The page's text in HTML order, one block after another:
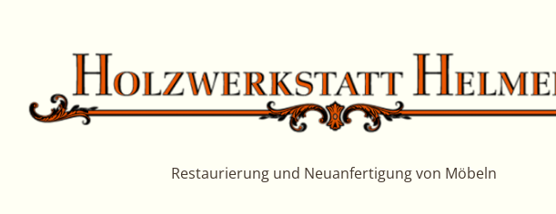
Restaurierung und Neuanfertigung von Möbeln